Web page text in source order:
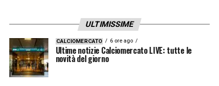
LA PLAYLIST DELLE NOSTRE TOP NEWS
ULTIMISSIME
CALCIOMERCATO 6 ore ago
Ultime notizie Calciomercato LIVE: tutte le
novità del giorno